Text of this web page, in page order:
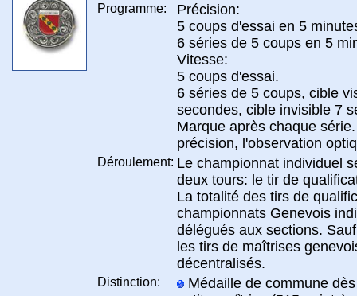
Programme:
Précision:
5 coups d'essai en 5
6 séries de 5 coups en 5
Vitesse:
5 coups d'essai.
6 séries de 5 coups, cible
secondes, cible invisible 7
Marque après chaque
précision, l'observation
Déroulement: Le championnat individuel
deux tours: le tir de
La totalité des tirs de
championnats Genevois
délégués aux sections.
les tirs de maîtrises
décentralisés.
Distinction:
Médaille de commune